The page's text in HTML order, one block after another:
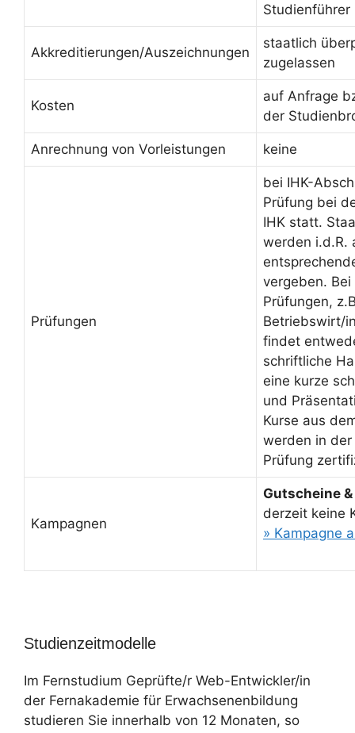
Studienführer
Akkreditierungen/Auszeichnungen
staatlich
zugelassen
Kosten
auf Anfrage
der
Anrechnung von Vorleistungen keine
Prüfungen
bei IHK-
Prüfung bei
IHK statt.
werden i.d.R.
vergeben.
Prüfungen,
Betriebswirt/
findet
schriftliche
eine kurze
und
Kurse aus
werden in der
Prüfung
Kampagnen
Gutscheine
derzeit keine
» Kampagne
Studienzeitmodelle
Im Fernstudium Geprüfte/r Web-Entwickler/in
der Fernakademie für Erwachsenenbildung
studieren Sie innerhalb von 12 Monaten, so